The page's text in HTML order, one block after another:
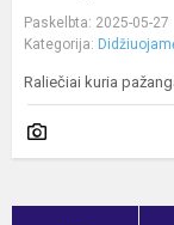
Paskelbta: 2025-05-27
Kategorija:
Raliečiai kuria